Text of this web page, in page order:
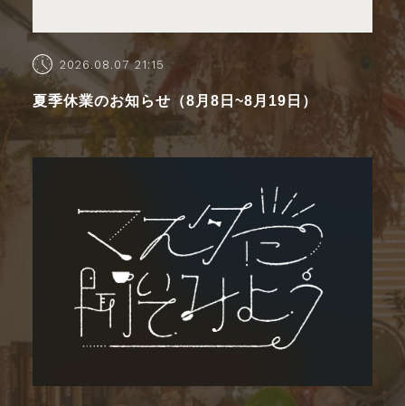
2026.08.07 21:15
夏季休業のお知らせ（8月8日~8月19日）